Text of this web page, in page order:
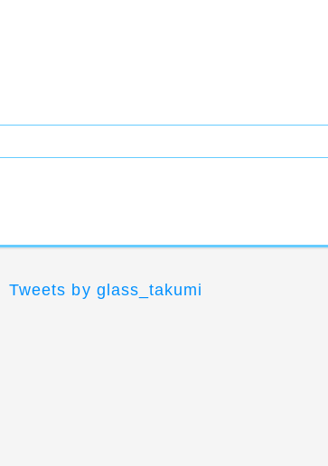
Tweets by glass_takumi